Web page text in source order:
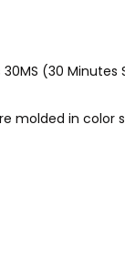
(30
molded in